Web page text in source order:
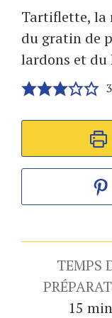
Tartiflette, la
du gratin de
lardons et du
3
TEMPS
15 min